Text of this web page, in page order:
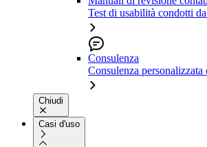
Test di usabilità condotti
Consulenza
Consulenza
Chiudi
Casi d'uso